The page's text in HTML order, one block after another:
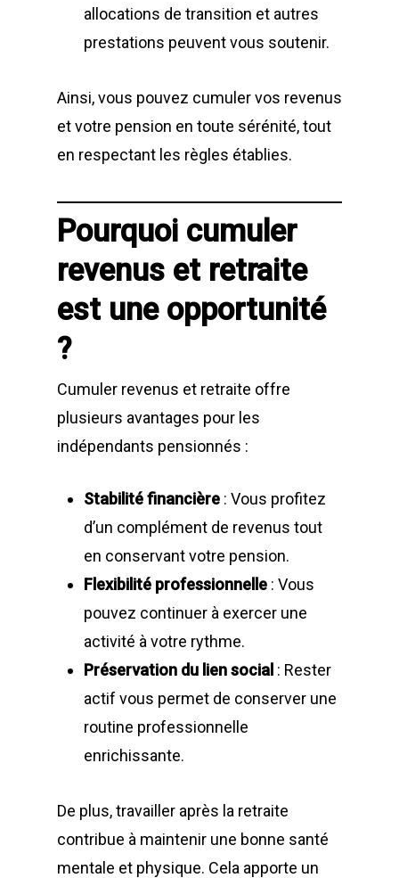
allocations de transition et autres
prestations peuvent vous soutenir.
Ainsi, vous pouvez cumuler vos revenus
et votre pension en toute sérénité, tout
en respectant les règles établies.
Pourquoi cumuler
revenus et retraite
est une opportunité
?
Cumuler revenus et retraite offre
plusieurs avantages pour les
indépendants pensionnés :
Stabilité financière : Vous profitez
d’un complément de revenus tout
en conservant votre pension.
Flexibilité professionnelle : Vous
pouvez continuer à exercer une
activité à votre rythme.
Préservation du lien social : Rester
actif vous permet de conserver une
routine professionnelle
enrichissante.
De plus, travailler après la retraite
contribue à maintenir une bonne santé
mentale et physique. Cela apporte un